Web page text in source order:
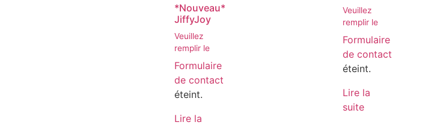
*Nouveau*
JiffyJoy
Veuillez
remplir le
Formulaire
de contact
éteint.
Lire la
Veuillez
remplir le
Formulaire
de contact
éteint.
Lire la
suite